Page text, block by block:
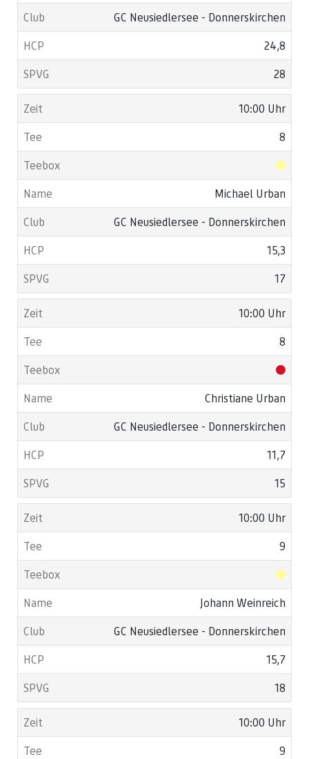
GC Neusiedlersee - Donnerskirchen
24,8
28
10:00 Uhr
8
Michael Urban
GC Neusiedlersee - Donnerskirchen
15,3
17
10:00 Uhr
8
Christiane Urban
GC Neusiedlersee - Donnerskirchen
11,7
15
10:00 Uhr
9
Johann Weinreich
GC Neusiedlersee - Donnerskirchen
15,7
18
10:00 Uhr
9